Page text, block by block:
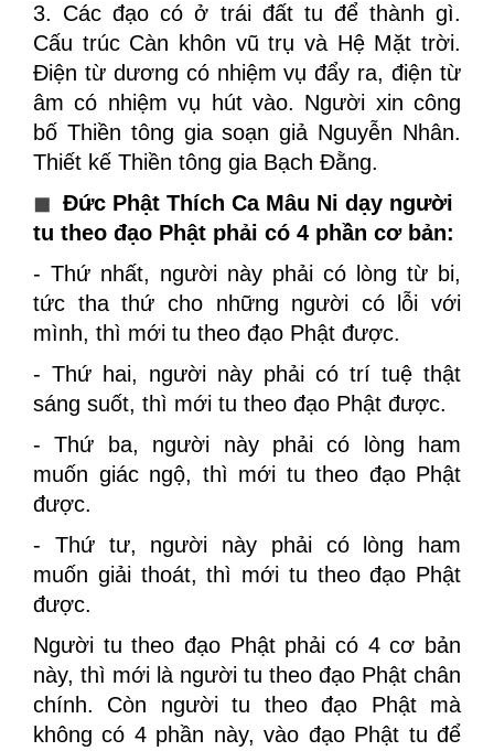
3. Các đạo có ở trái đất tu để thành gì.
Cấu trúc Càn khôn vũ trụ và Hệ Mặt trời.
Điện từ dương có nhiệm vụ đẩy ra, điện từ
âm có nhiệm vụ hút vào. Người xin công
bố Thiền tông gia soạn giả Nguyễn Nhân.
Thiết kế Thiền tông gia Bạch Đằng.
◼ Đức Phật Thích Ca Mâu Ni dạy người
tu theo đạo Phật phải có 4 phần cơ bản:
- Thứ nhất, người này phải có lòng từ bi,
tức tha thứ cho những người có lỗi với
mình, thì mới tu theo đạo Phật được.
- Thứ hai, người này phải có trí tuệ thật
sáng suốt, thì mới tu theo đạo Phật được.
- Thứ ba, người này phải có lòng ham
muốn giác ngộ, thì mới tu theo đạo Phật
được.
- Thứ tư, người này phải có lòng ham
muốn giải thoát, thì mới tu theo đạo Phật
được.
Người tu theo đạo Phật phải có 4 cơ bản
này, thì mới là người tu theo đạo Phật chân
chính. Còn người tu theo đạo Phật mà
không có 4 phần này, vào đạo Phật tu để